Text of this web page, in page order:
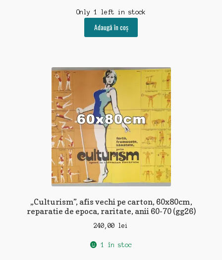
Only 1 left in stock
Adaugă în coș
„Culturism”, afis vechi pe carton, 60x80cm,
reparatie de epoca, raritate, anii 60-70 (gg26)
240,00 lei
1 în stoc